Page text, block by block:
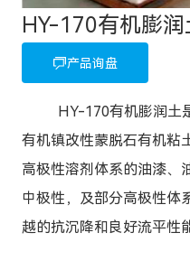
HY-170有机膨润
产品询盘
HY-170有机膨润土
有机镇改性蒙脱石有机粘
高极性溶剂体系的油漆、
中极性，及部分高极性体
越的抗沉降和良好流平性